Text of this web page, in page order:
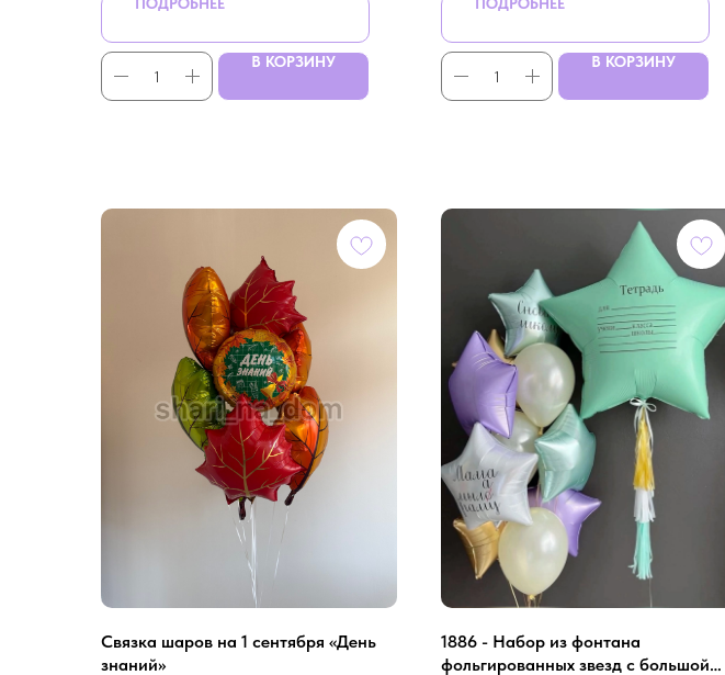
ПОДРОБНЕЕ
В КОРЗИНУ
ПОДРОБНЕЕ
В КОРЗИНУ
Связка шаров на 1 сентября «День
знаний»
1886 - Набор из фонтана
фольгированных звезд с большой